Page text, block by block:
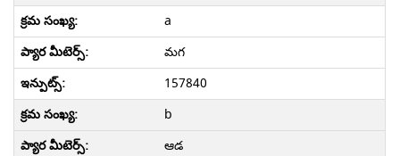
a
మగ
157840
b
ఆడ